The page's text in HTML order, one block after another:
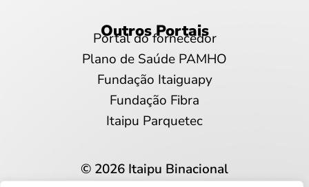
Outros Portais
Portal do fornecedor
Plano de Saúde PAMHO
Fundação Itaiguapy
Fundação Fibra
Itaipu Parquetec
© 2026 Itaipu Binacional